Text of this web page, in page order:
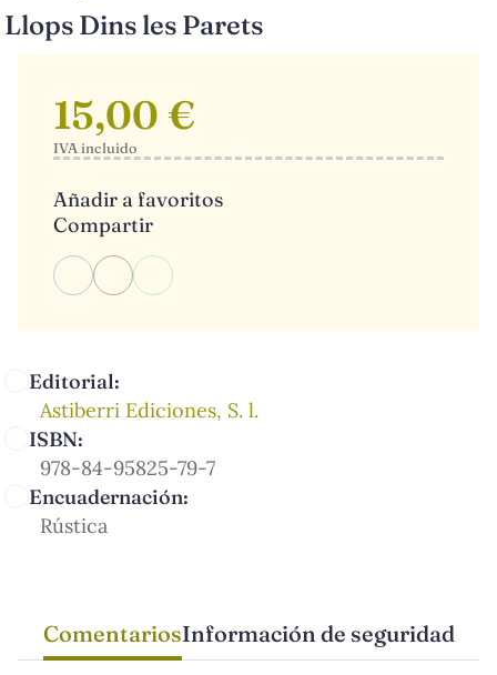
Llops Dins les Parets
Editorial:
Astiberri Ediciones, S. l.
ISBN:
978-84-95825-79-7
Encuadernación:
Rústica
15,00 €
IVA incluido
Añadir a favoritos
Compartir
ComentariosInformación de seguridad